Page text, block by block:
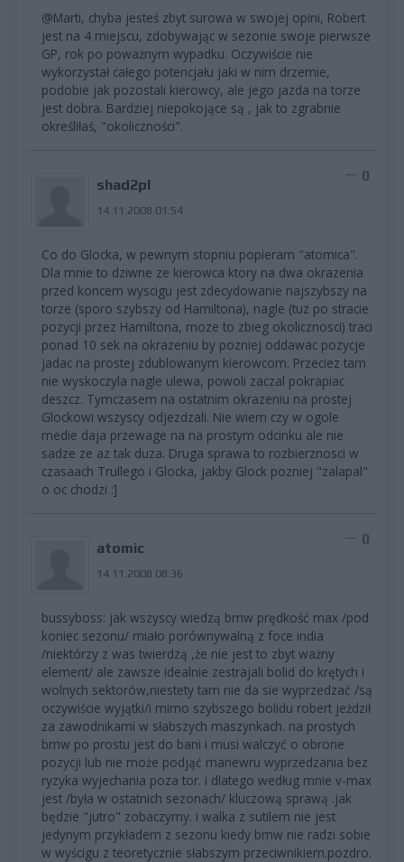
@Marti, chyba jesteś zbyt surowa w swojej opini, Robert
jest na 4 miejscu, zdobywając w sezonie swoje pierwsze
GP, rok po poważnym wypadku. Oczywiście nie
wykorzystał całego potencjału jaki w nim drzemie,
podobie jak pozostali kierowcy, ale jego jazda na torze
jest dobra. Bardziej niepokojące są , jak to zgrabnie
określiłaś, "okoliczności".
shad2pl
14.11.2008 01:54
0
Co do Glocka, w pewnym stopniu popieram "atomica".
Dla mnie to dziwne ze kierowca ktory na dwa okrazenia
przed koncem wyscigu jest zdecydowanie najszybszy na
torze (sporo szybszy od Hamiltona), nagle (tuz po stracie
pozycji przez Hamiltona, moze to zbieg okolicznosci) traci
ponad 10 sek na okrazeniu by pozniej oddawac pozycje
jadac na prostej zdublowanym kierowcom. Przeciez tam
nie wyskoczyla nagle ulewa, powoli zaczal pokrapiac
deszcz. Tymczasem na ostatnim okrazeniu na prostej
Glockowi wszyscy odjezdzali. Nie wiem czy w ogole
medie daja przewage na na prostym odcinku ale nie
sadze ze az tak duza. Druga sprawa to rozbierznosci w
czasaach Trullego i Glocka, jakby Glock pozniej "zalapal"
o oc chodzi :]
atomic
14.11.2008 08:36
0
bussyboss: jak wszyscy wiedzą bmw prędkość max /pod
koniec sezonu/ miało porównywalną z foce india
/niektórzy z was twierdzą ,że nie jest to zbyt ważny
element/ ale zawsze idealnie zestrajali bolid do krętych i
wolnych sektorów,niestety tam nie da sie wyprzedzać /są
oczywiście wyjątki/i mimo szybszego bolidu robert jeżdził
za zawodnikami w słabszych maszynkach. na prostych
bmw po prostu jest do bani i musi walczyć o obrone
pozycji lub nie może podjąć manewru wyprzedzania bez
ryzyka wyjechania poza tor. i dlatego według mnie v-max
jest /była w ostatnich sezonach/ kluczową sprawą .jak
będzie "jutro" zobaczymy. i walka z sutilem nie jest
jedynym przykładem z sezonu kiedy bmw nie radzi sobie
w wyścigu z teoretycznie słabszym przeciwnikiem.pozdro.